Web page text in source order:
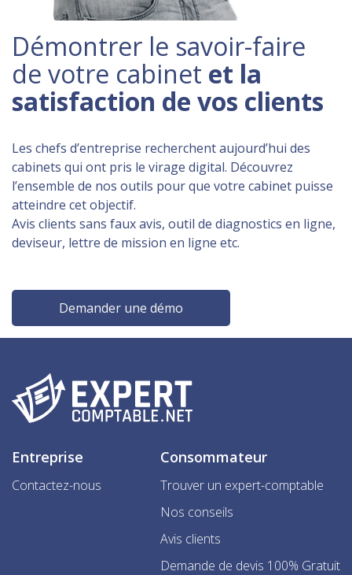
Démontrer le savoir-faire
de votre cabinet et la
satisfaction de vos clients
Les chefs d’entreprise recherchent aujourd’hui des
cabinets qui ont pris le virage digital. Découvrez
l’ensemble de nos outils pour que votre cabinet puisse
atteindre cet objectif.
Avis clients sans faux avis, outil de diagnostics en ligne,
deviseur, lettre de mission en ligne etc.
Demander une démo
Entreprise
Contactez-nous
Consommateur
Trouver un expert-comptable
Nos conseils
Avis clients
Demande de devis 100% Gratuit